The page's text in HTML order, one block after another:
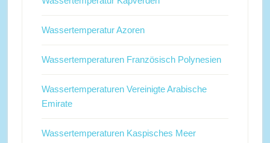
Wassertemperatur Azoren
Wassertemperaturen Französisch Polynesien
Wassertemperaturen Vereinigte Arabische
Emirate
Wassertemperaturen Kaspisches Meer